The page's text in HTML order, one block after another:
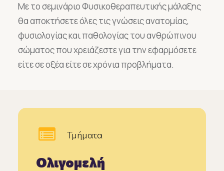
Με το σεμινάριο Φυσικοθεραπευτικής μάλαξης
θα αποκτήσετε όλες τις γνώσεις ανατομίας,
φυσιολογίας και παθολογίας του ανθρώπινου
σώματος που χρειάζεστε για την εφαρμόσετε
είτε σε οξέα είτε σε χρόνια προβλήματα.
Τμήματα
Ολιγομελή